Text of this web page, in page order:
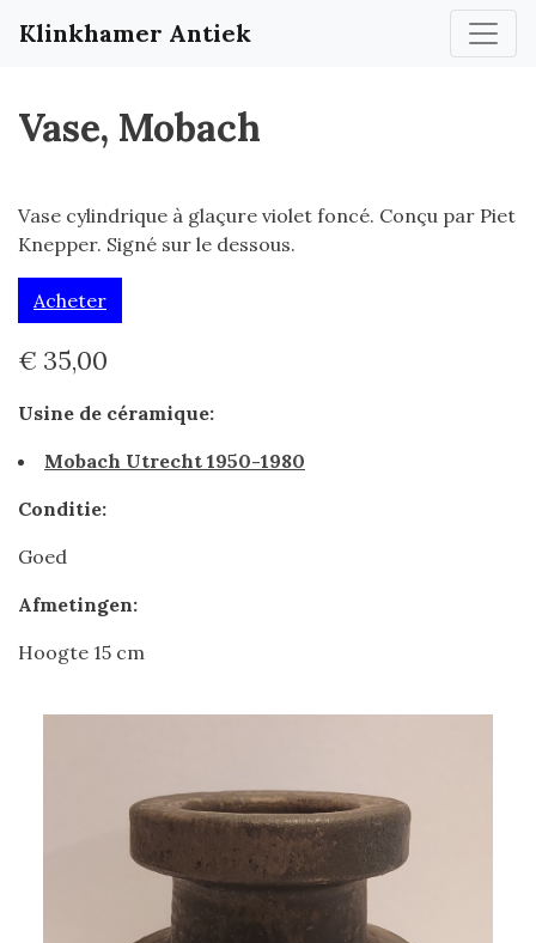
Klinkhamer Antiek
Vase, Mobach
Vase cylindrique à glaçure violet foncé. Conçu par Piet
Knepper. Signé sur le dessous.
Acheter
€ 35,00
Usine de céramique:
Mobach Utrecht 1950-1980
Conditie:
Goed
Afmetingen:
Hoogte 15 cm